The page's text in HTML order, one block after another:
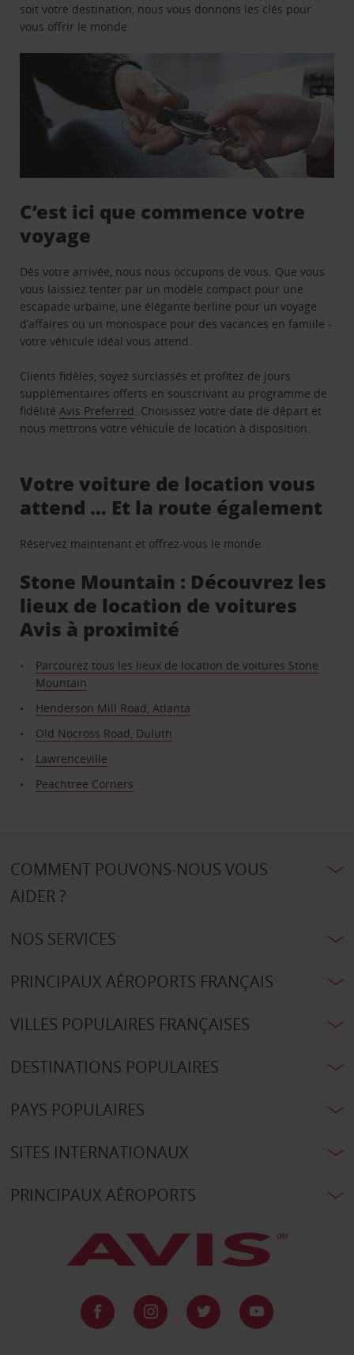
soit votre destination, nous vous donnons les clés pour
vous offrir le monde.
C’est ici que commence votre
voyage
Dès votre arrivée, nous nous occupons de vous. Que vous
vous laissiez tenter par un modèle compact pour une
escapade urbaine, une élégante berline pour un voyage
d’affaires ou un monospace pour des vacances en famille -
votre véhicule idéal vous attend.
Clients fidèles, soyez surclassés et profitez de jours
supplémentaires offerts en souscrivant au programme de
fidélitéAvis Preferred. Choisissez votre date de départ et
nous mettrons votre véhicule de location à disposition.
Votre voiture de location vous
attend … Et la route également
Réservez maintenant et offrez-vous le monde.
Stone Mountain : Découvrez les
lieux de location de voitures
Avis à proximité
Parcourez tous les lieux de location de voitures Stone
Mountain
Henderson Mill Road, Atlanta
Old Nocross Road, Duluth
Lawrenceville
Peachtree Corners
COMMENT POUVONS-NOUS VOUS
AIDER ?
NOS SERVICES
PRINCIPAUX AÉROPORTS FRANÇAIS
VILLES POPULAIRES FRANÇAISES
DESTINATIONS POPULAIRES
PAYS POPULAIRES
SITES INTERNATIONAUX
PRINCIPAUX AÉROPORTS